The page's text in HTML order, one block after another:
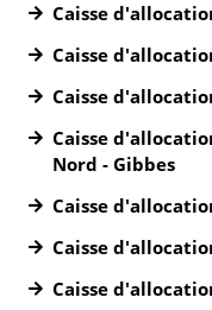
Caisse
Caisse
Caisse
Caisse
Nord - Gibbes
Caisse
Caisse
Caisse